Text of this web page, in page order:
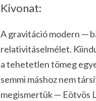
Kivonat:
A gravitáció modern —
relativitáselmélet.
atehetetlentömeg
semmi máshoz nem
megismertük — Eötvös